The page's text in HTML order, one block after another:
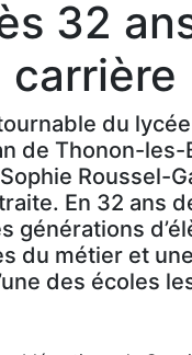
32
carrière
du
de Thonon-les-
Roussel-
En 32 ans
générations
du métier et
des écoles